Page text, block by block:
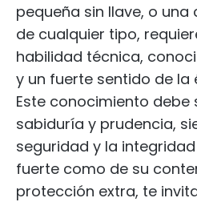
pequeña sin llave, o
de cualquier tipo,
habilidad técnica,
y un fuerte sentido de la
Este conocimiento debe
sabiduría y prudencia,
seguridad y la
fuerte como de su
protección extra, te